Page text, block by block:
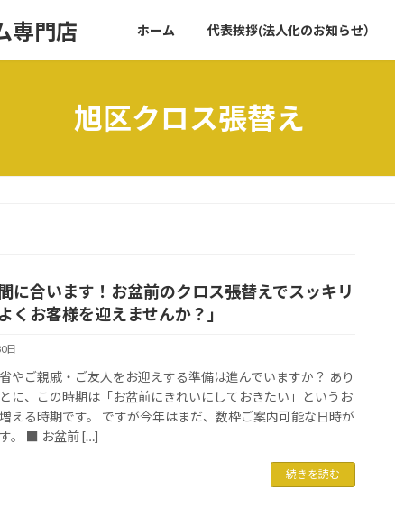
専門店 ホーム 代表挨拶(法人化のお知らせ）
旭区クロス張替え
間に合います！お盆前のクロス張替えでスッキリ
くお客様を迎えませんか？」
日
やご親戚・ご友人をお迎えする準備は進んでいますか？ あり
に、この時期は「お盆前にきれいにしておきたい」というお
える時期です。 ですが今年はまだ、数枠ご案内可能な日時が
。 ■ お盆前 […]
続きを読む